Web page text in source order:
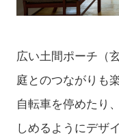
広い土間ポーチ（
庭とのつながりも
自転車を停めたり
しめるようにデザイ